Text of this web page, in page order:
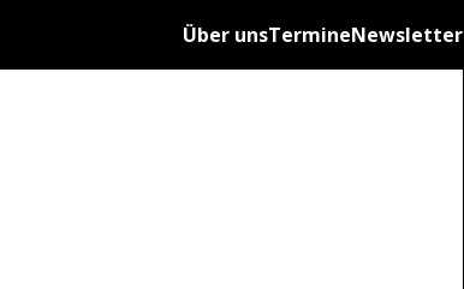
Über unsTermineNewsletter